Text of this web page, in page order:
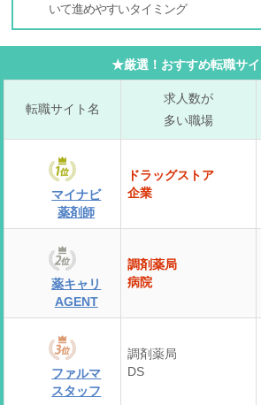
いて進めやすいタイミング
★厳選！おすすめ転職サ
転職サイト名
求人数が
多い職場
マイナビ
薬剤師
ドラッグストア
企業
薬キャリ
AGENT
調剤薬局
病院
ファルマ
スタッフ
調剤薬局
DS